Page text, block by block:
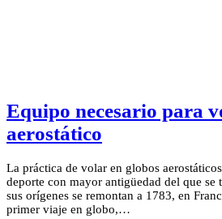
Equipo necesario para
aerostático
La práctica de volar en globos
deporte con mayor antigüedad del que se
sus orígenes se remontan a 1783, en
primer viaje en globo,…